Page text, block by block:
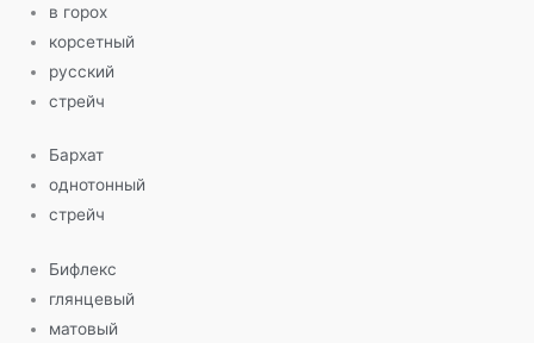
в горох
корсетный
русский
стрейч
Бархат
однотонный
стрейч
Бифлекс
глянцевый
матовый